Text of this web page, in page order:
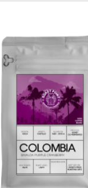
19.00€